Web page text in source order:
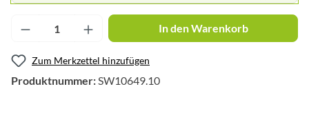
Produkt Anzahl: Gib den gewünschten
In den Warenkorb
Zum Merkzettel hinzufügen
Produktnummer:SW10649.10